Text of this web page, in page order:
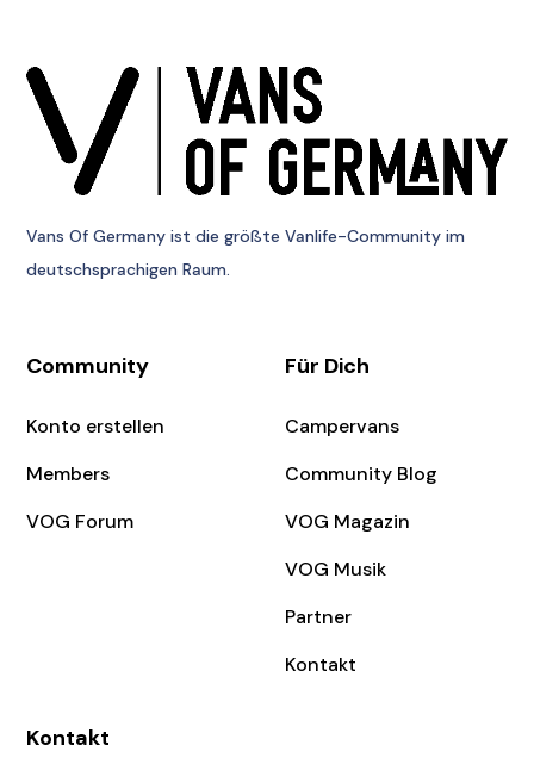
Vans Of Germany ist die größte Vanlife-Community im
deutschsprachigen Raum.
Community
Konto erstellen
Members
VOG Forum
Für Dich
Campervans
Community Blog
VOG Magazin
VOG Musik
Partner
Kontakt
Kontakt